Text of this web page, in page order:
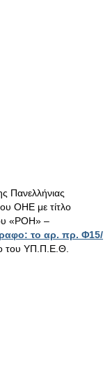
Πανελλήνιας
ΟΗΕ με τίτλο
«ΡΟΗ» –
το αρ. πρ. Φ15/
του ΥΠ.Π.Ε.Θ.